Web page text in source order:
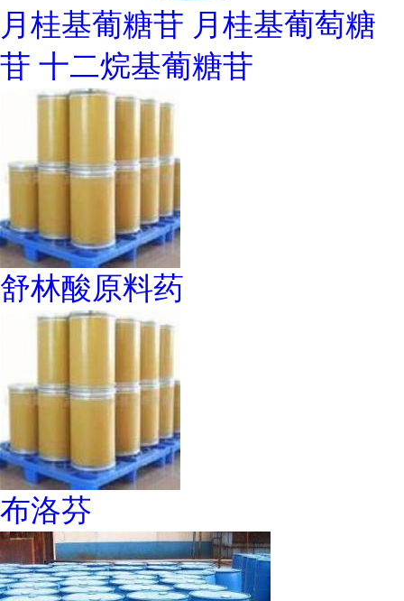
月桂基葡糖苷 月桂基葡萄糖
苷 十二烷基葡糖苷
舒林酸原料药
布洛芬